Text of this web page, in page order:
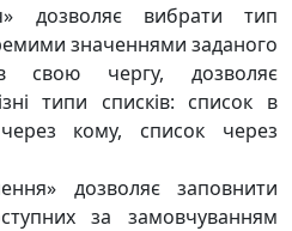
дозволяє вибрати тип
значеннями заданого
чергу, дозволяє
типи списків: список в
кому, список через
дозволяє заповнити
за замовчуванням